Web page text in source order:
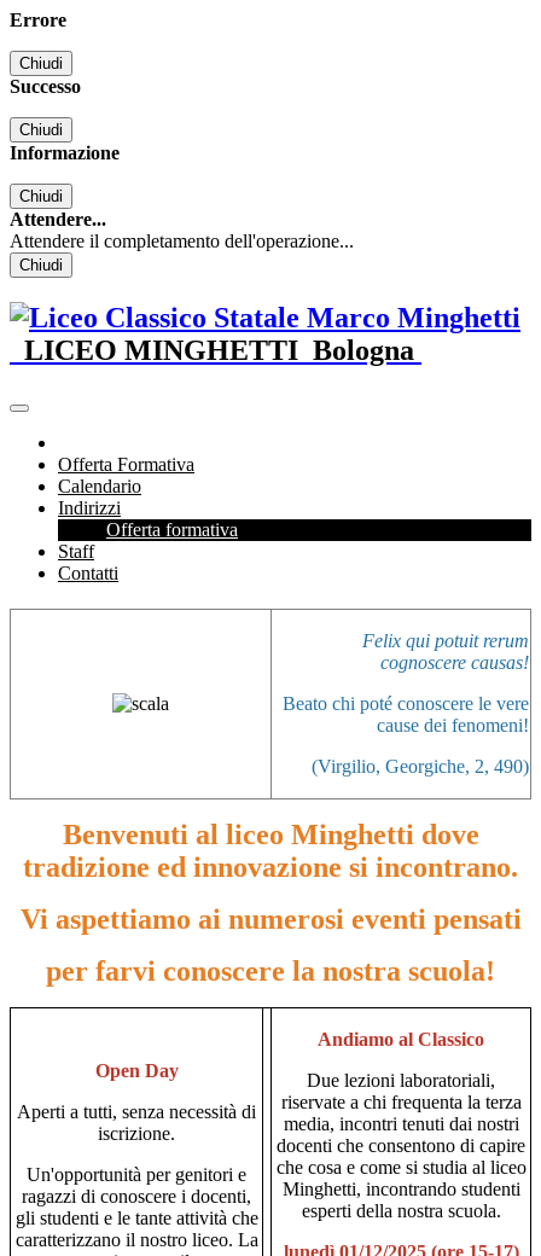
Errore
Chiudi
Successo
Chiudi
Informazione
Chiudi
Attendere...
Attendere il completamento dell'operazione...
Chiudi
LICEO MINGHETTI Bologna
Offerta Formativa
Calendario
Indirizzi
Offerta formativa
Staff
Contatti
Felix qui potuit rerum
cognoscere causas!
Beato chi poté conoscere le vere
cause dei fenomeni!
(Virgilio, Georgiche, 2, 490)
Benvenuti al liceo Minghetti dove
tradizione ed innovazione si incontrano.
Vi aspettiamo ai numerosi eventi pensati
per farvi conoscere la nostra scuola!
Open Day
Aperti a tutti, senza necessità di
iscrizione.
Un'opportunità per genitori e
ragazzi di conoscere i docenti,
gli studenti e le tante attività che
caratterizzano il nostro liceo. La
Andiamo al Classico
Due lezioni laboratoriali,
riservate a chi frequenta la terza
media, incontri tenuti dai nostri
docenti che consentono di capire
che cosa e come si studia al liceo
Minghetti, incontrando studenti
esperti della nostra scuola.
lunedì 01/12/2025 (ore 15-17)